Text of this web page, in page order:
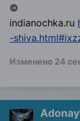
©
indianochka.ru
-
Изменено 24